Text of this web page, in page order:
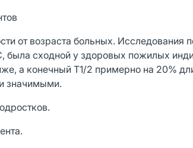
от возраста больных. Исследования
была сходной у здоровых пожилых
а конечный T1/2 примерно на 20%
значимыми.